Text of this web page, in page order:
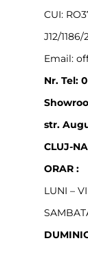
CUI:
J12/1186/
Email:
Nr. Tel:
str.
CLUJ-
ORAR :
LUNI –